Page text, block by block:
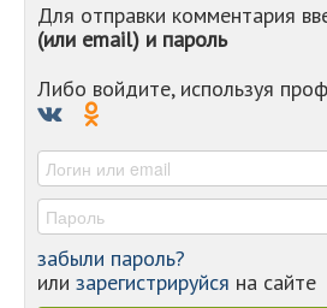
Для отправки комментария
(или email) и пароль
Либо войдите, используя
забыли пароль?
или зарегистрируйся на сайте